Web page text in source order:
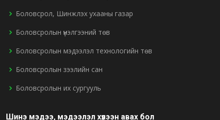
Боловсрол, Шинжлэх ухааны газар
Боловсролын үнэлгээний төв
Боловсролын мэдээлэл технологийн төв
Боловсролын зээлийн сан
Боловсролын их сургууль
Шинэ мэдээ, мэдээлэл хүлээн авах бол